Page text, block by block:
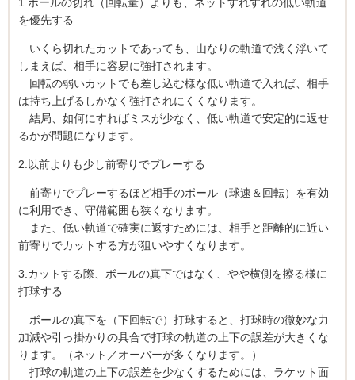
を優先する
いくら切れたカットであっても、山なりの軌道で浅く浮いて
しまえば、相手に容易に強打されます。
回転の弱いカットでも差し込む様な低い軌道で入れば、相手
は持ち上げるしかなく強打されにくくなります。
結局、如何にすればミスが少なく、低い軌道で安定的に返せ
るかが問題になります。
2.以前よりも少し前寄りでプレーする
前寄りでプレーするほど相手のボール（球速＆回転）を有効
に利用でき、守備範囲も狭くなります。
また、低い軌道で確実に返すためには、相手と距離的に近い
前寄りでカットする方が狙いやすくなります。
3.カットする際、ボールの真下ではなく、やや横側を擦る様に
打球する
ボールの真下を（下回転で）打球すると、打球時の微妙な力
加減や引っ掛かりの具合で打球の軌道の上下の誤差が大きくな
ります。（ネット／オーバーが多くなります。）
打球の軌道の上下の誤差を少なくするためには、ラケット面